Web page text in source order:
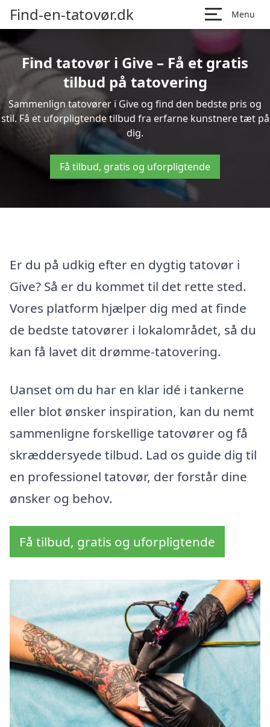
Find-en-tatovør.dk Menu
Find tatovør i Give – Få et gratis
tilbud på tatovering
Sammenlign tatovører i Give og find den bedste pris og
stil. Få et uforpligtende tilbud fra erfarne kunstnere tæt på
dig.
Få tilbud, gratis og uforpligtende
Er du på udkig efter en dygtig tatovør i
Give? Så er du kommet til det rette sted.
Vores platform hjælper dig med at finde
de bedste tatovører i lokalområdet, så du
kan få lavet dit drømme-tatovering.
Uanset om du har en klar idé i tankerne
eller blot ønsker inspiration, kan du nemt
sammenligne forskellige tatovører og få
skræddersyede tilbud. Lad os guide dig til
en professionel tatovør, der forstår dine
ønsker og behov.
Få tilbud, gratis og uforpligtende